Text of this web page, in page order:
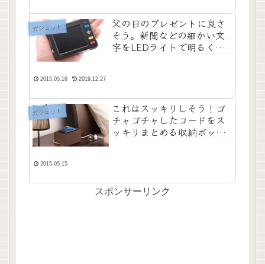
ガジェット
父の日のプレゼントに良さ
そう。新聞などの細かい文
字をLEDライトで明るく拡
2015.05.16 2019.12.27
ガジェット
これはスッキリしそう！ゴ
チャゴチャしたコードをス
ッキリまとめる収納ボック
2015.05.15
スポンサーリンク